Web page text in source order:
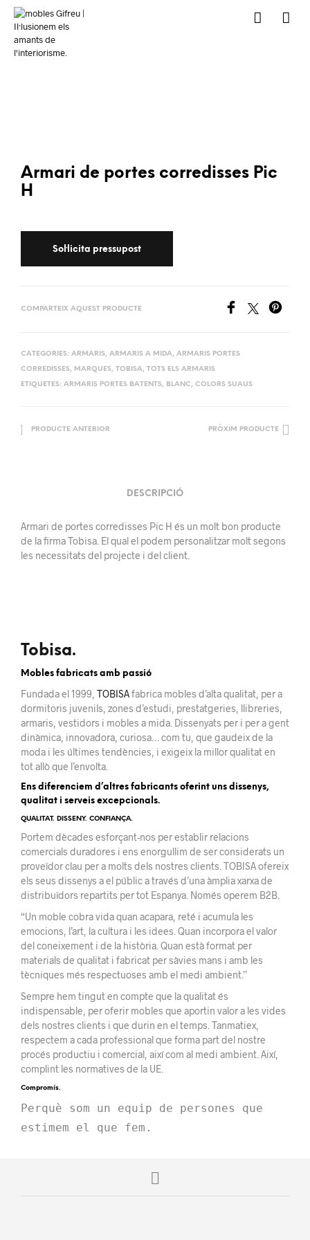
Armari de portes corredisses Pic
H
COMPARTEIX AQUEST PRODUCTE
CATEGORIES: ARMARIS, ARMARIS A MIDA, ARMARIS PORTES
CORREDISSES, MARQUES, TOBISA, TOTS ELS ARMARIS
ETIQUETES: ARMARIS PORTES BATENTS, BLANC, COLORS SUAUS
PRODUCTE ANTERIOR PRÒXIM PRODUCTE
DESCRIPCIÓ
Armari de portes corredisses Pic H és un molt bon producte
de la firma Tobisa. El qual el podem personalitzar molt segons
les necessitats del projecte i del client.
Tobisa.
Mobles fabricats amb passió
Fundada el 1999, TOBISAfabrica mobles d’alta qualitat, per a
dormitoris juvenils, zones d’estudi, prestatgeries, llibreries,
armaris, vestidors i mobles a mida. Dissenyats per i per a gent
dinàmica, innovadora, curiosa… com tu, que gaudeix de la
moda i les últimes tendències, i exigeix ​​la millor qualitat en
tot allò que l’envolta.
Ens diferenciem d’altres fabricants oferint uns dissenys,
qualitat i serveis excepcionals.
QUALITAT. DISSENY. CONFIANÇA.
Portem dècades esforçant-nos per establir relacions
comercials duradores i ens enorgullim de ser considerats un
proveïdor clau per a molts dels nostres clients. TOBISA ofereix
els seus dissenys a el públic a través d’una àmplia xarxa de
distribuïdors repartits per tot Espanya. Només operem B2B.
“Un moble cobra vida quan acapara, reté i acumula les
emocions, l’art, la cultura i les idees. Quan incorpora el valor
del coneixement i de la història. Quan està format per
materials de qualitat i fabricat per sàvies mans i amb les
tècniques més respectuoses amb el medi ambient.”
Sempre hem tingut en compte que la qualitat és
indispensable, per oferir mobles que aportin valor a les vides
dels nostres clients i que durin en el temps. Tanmatiex,
respectem a cada professional que forma part del nostre
procés productiu i comercial, així com al medi ambient. Així,
complint les normatives de la UE.
Compromís.
Perquè som un equip de persones que
estimem el que fem.